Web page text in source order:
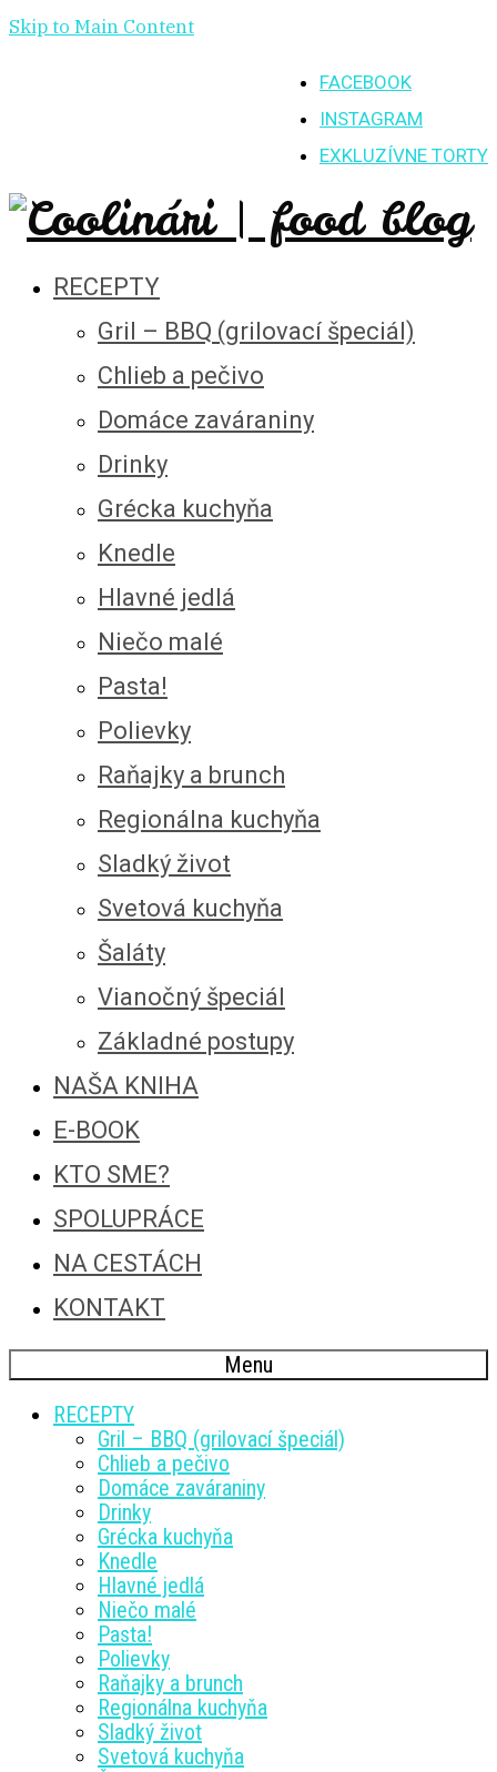
Skip to Main Content
FACEBOOK
INSTAGRAM
EXKLUZÍVNE TORTY
RECEPTY
Gril – BBQ (grilovací špeciál)
Chlieb a pečivo
Domáce zaváraniny
Drinky
Grécka kuchyňa
Knedle
Hlavné jedlá
Niečo malé
Pasta!
Polievky
Raňajky a brunch
Regionálna kuchyňa
Sladký život
Svetová kuchyňa
Šaláty
Vianočný špeciál
Základné postupy
NAŠA KNIHA
E-BOOK
KTO SME?
SPOLUPRÁCE
NA CESTÁCH
KONTAKT
Menu
RECEPTY
Gril – BBQ (grilovací špeciál)
Chlieb a pečivo
Domáce zaváraniny
Drinky
Grécka kuchyňa
Knedle
Hlavné jedlá
Niečo malé
Pasta!
Polievky
Raňajky a brunch
Regionálna kuchyňa
Sladký život
Svetová kuchyňa